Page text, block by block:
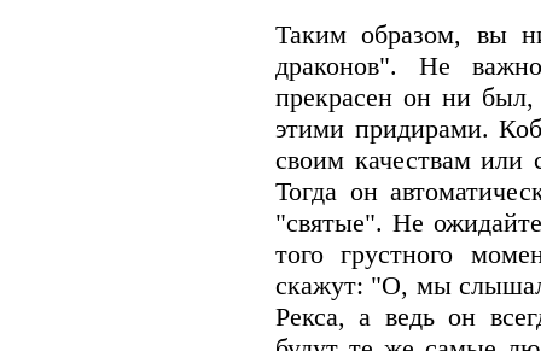
Таким образом, вы
драконов". Не
прекрасен он ни
этими придирами.
своим качествам или
Тогда он
"святые". Не
того грустного
скажут: "О, мы
Рекса, а ведь он